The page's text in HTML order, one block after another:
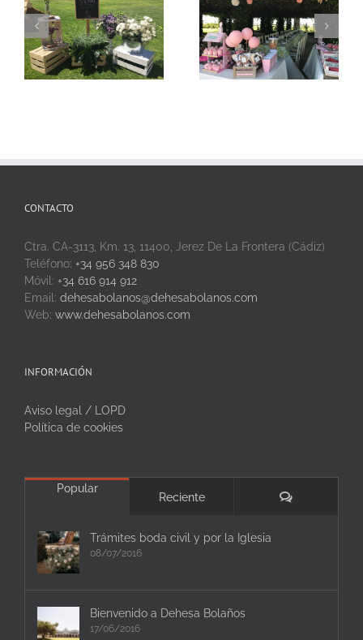
CONTACTO
Ctra. CA-3113, Km. 13, 11400, Jerez De La Frontera (Cádiz)
Teléfono: +34 956 348 830
Móvil: +34 616 914 912
Email: dehesabolanos@dehesabolanos.com
Web: www.dehesabolanos.com
INFORMACIÓN
Aviso legal / LOPD
Política de cookies
Popular
Reciente Comentarios
Trámites boda civil y por la Iglesia
08/07/2016
Bienvenido a Dehesa Bolaños
17/06/2016